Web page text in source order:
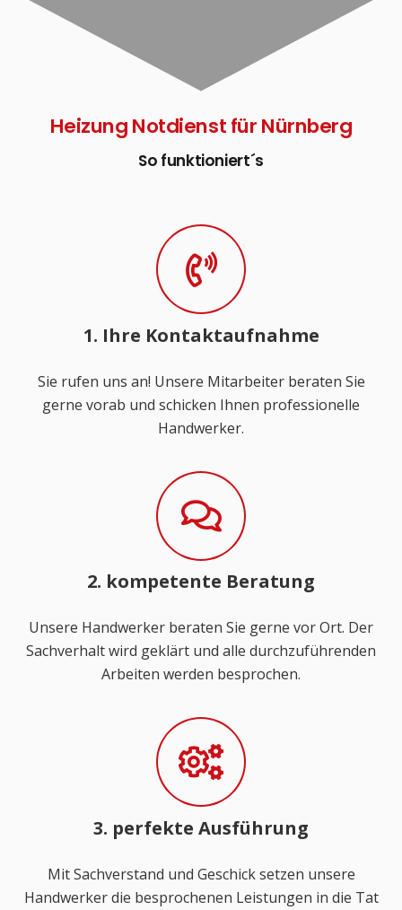
Heizung Notdienst für Nürnberg
So funktioniert´s
1. Ihre Kontaktaufnahme
Sie rufen uns an! Unsere Mitarbeiter beraten Sie
gerne vorab und schicken Ihnen professionelle
Handwerker.
2. kompetente Beratung
Unsere Handwerker beraten Sie gerne vor Ort. Der
Sachverhalt wird geklärt und alle durchzuführenden
Arbeiten werden besprochen.
3. perfekte Ausführung
Mit Sachverstand und Geschick setzen unsere
Handwerker die besprochenen Leistungen in die Tat